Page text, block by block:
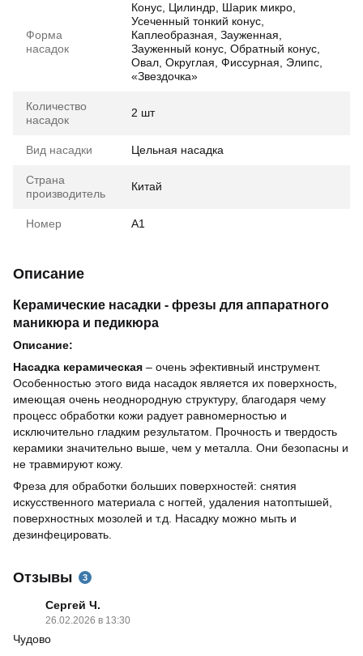
Форма
насадок
Конус, Цилиндр, Шарик микро,
Усеченный тонкий конус,
Каплеобразная, Зауженная,
Зауженный конус, Обратный конус,
Овал, Округлая, Фиссурная, Элипс,
«Звездочка»
Количество
насадок
2 шт
Вид насадки Цельная насадка
Страна
производитель
Китай
Номер A1
Описание
Керамические насадки - фрезы для аппаратного
маникюра и педикюра
Описание:
Насадка керамическая – очень эфективный инструмент.
Особенностью этого вида насадок является их поверхность,
имеющая очень неоднородную структуру, благодаря чему
процесс обработки кожи радует равномерностью и
исключительно гладким результатом. Прочность и твердость
керамики значительно выше, чем у металла. Они безопасны и
не травмируют кожу.
Фреза для обработки больших поверхностей: снятия
искусственного материала с ногтей, удаления натоптышей,
поверхностных мозолей и т.д. Насадку можно мыть и
дезинфецировать.
Отзывы 3
Сергей Ч.
26.02.2026 в 13:30
Чудово